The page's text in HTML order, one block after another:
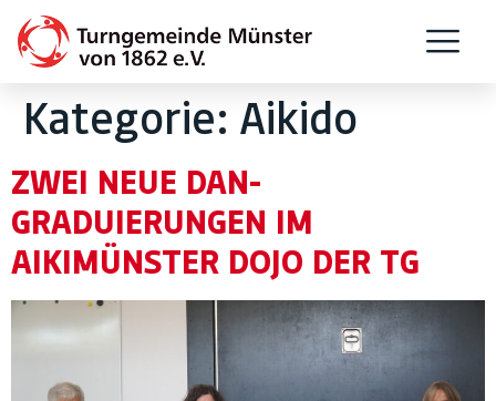
Kategorie: Aikido
ZWEI NEUE DAN-
GRADUIERUNGEN IM
AIKIMÜNSTER DOJO DER TG